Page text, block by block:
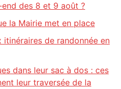
des 8 et 9 août ?
la Mairie met en place
de randonnée en
dans leur sac à dos : ces
leur traversée de la